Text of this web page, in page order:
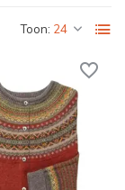
Toon: